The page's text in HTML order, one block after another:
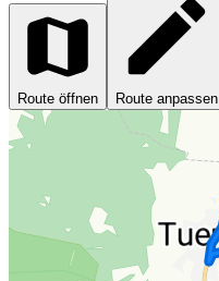
Route öffnen Route anpassen